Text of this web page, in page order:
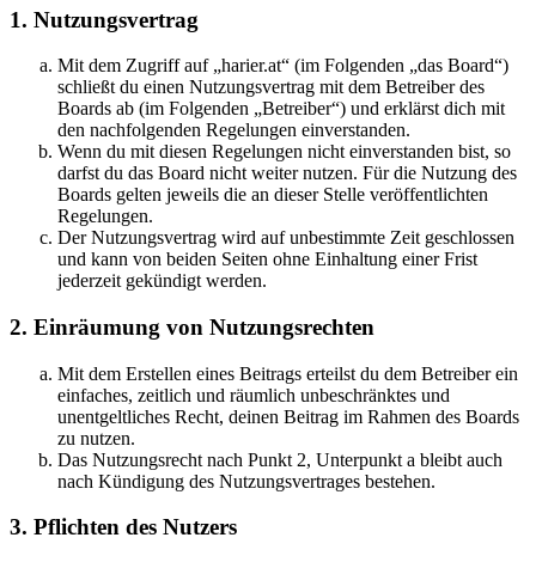
1. Nutzungsvertrag
Mit dem Zugriff auf „harier.at“ (im Folgenden „das Board“)
schließt du einen Nutzungsvertrag mit dem Betreiber des
Boards ab (im Folgenden „Betreiber“) und erklärst dich mit
den nachfolgenden Regelungen einverstanden.
Wenn du mit diesen Regelungen nicht einverstanden bist, so
darfst du das Board nicht weiter nutzen. Für die Nutzung des
Boards gelten jeweils die an dieser Stelle veröffentlichten
Regelungen.
Der Nutzungsvertrag wird auf unbestimmte Zeit geschlossen
und kann von beiden Seiten ohne Einhaltung einer Frist
jederzeit gekündigt werden.
2. Einräumung von Nutzungsrechten
Mit dem Erstellen eines Beitrags erteilst du dem Betreiber ein
einfaches, zeitlich und räumlich unbeschränktes und
unentgeltliches Recht, deinen Beitrag im Rahmen des Boards
zu nutzen.
Das Nutzungsrecht nach Punkt 2, Unterpunkt a bleibt auch
nach Kündigung des Nutzungsvertrages bestehen.
3. Pflichten des Nutzers